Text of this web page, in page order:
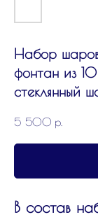
Набор
фонтан из
стеклянный
5 500 р.
В состав